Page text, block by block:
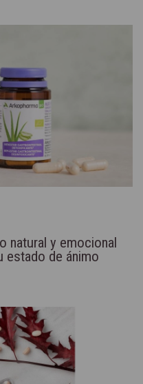
natural y emocional
estado de ánimo